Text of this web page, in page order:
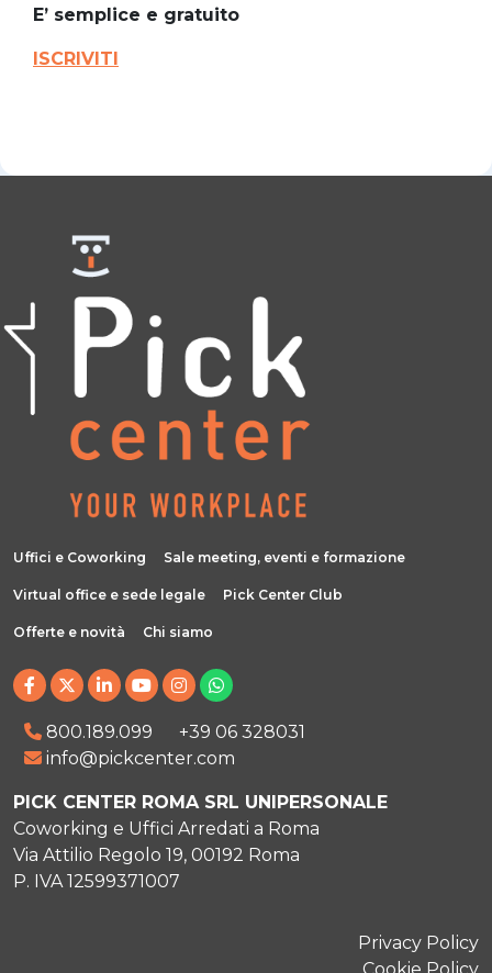
E’ semplice e gratuito
ISCRIVITI
Uffici e Coworking Sale meeting, eventi e formazione
Virtual office e sede legale Pick Center Club
Offerte e novità Chi siamo
800.189.099
+39 06 328031
info@pickcenter.com
PICK CENTER ROMA SRL UNIPERSONALE
Coworking e Uffici Arredati a Roma
Via Attilio Regolo 19, 00192 Roma
P. IVA 12599371007
Privacy Policy